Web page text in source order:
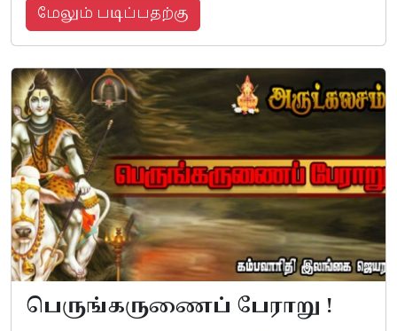
மேலும் படிப்பதற்கு
பெருங்கருணைப் பேராறு !